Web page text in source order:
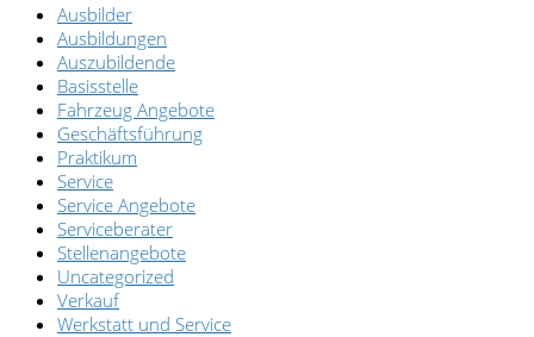
Ausbilder
Ausbildungen
Auszubildende
Basisstelle
Fahrzeug Angebote
Geschäftsführung
Praktikum
Service
Service Angebote
Serviceberater
Stellenangebote
Uncategorized
Verkauf
Werkstatt und Service